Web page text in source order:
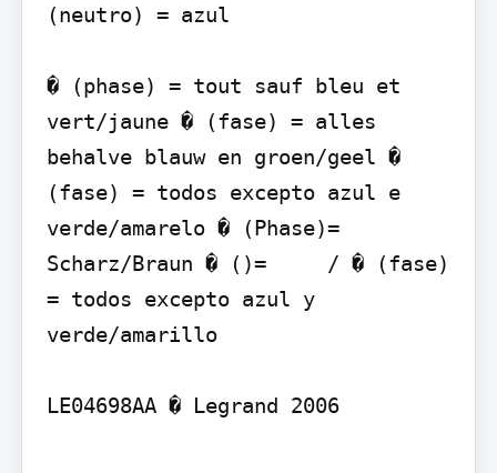
(neutro) = azul
� (phase) = tout sauf bleu et
vert/jaune � (fase) = alles
behalve blauw en groen/geel �
(fase) = todos excepto azul e
verde/amarelo � (Phase)=
Scharz/Braun � ()=     / � (fase)
= todos excepto azul y
verde/amarillo
LE04698AA � Legrand 2006